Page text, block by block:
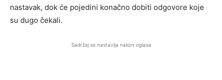
nastavak, dok će pojedini konačno dobiti odgovore koje
su dugo čekali.
Sadržaj se nastavlja nakon oglasa